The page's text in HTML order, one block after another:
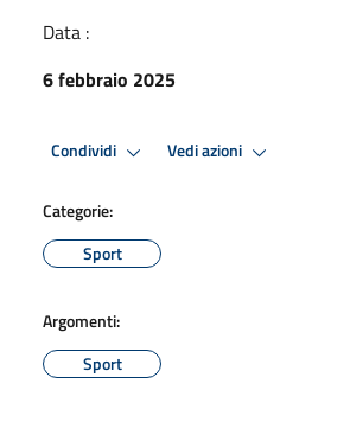
Data :
6 febbraio 2025
Condividi Vedi azioni
Categorie:
Sport
Argomenti:
Sport